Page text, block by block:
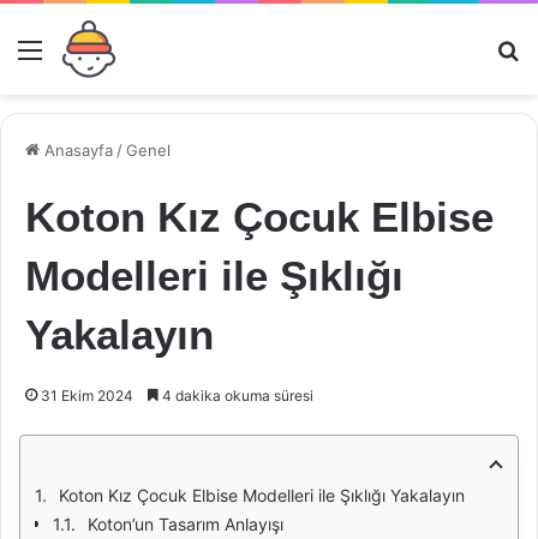
Menü
Anasayfa /Genel
Koton Kız Çocuk Elbise
Modelleri ile Şıklığı
Yakalayın
31 Ekim 2024 4 dakika okuma süresi
Koton Kız Çocuk Elbise Modelleri ile Şıklığı Yakalayın
Koton’un Tasarım Anlayışı